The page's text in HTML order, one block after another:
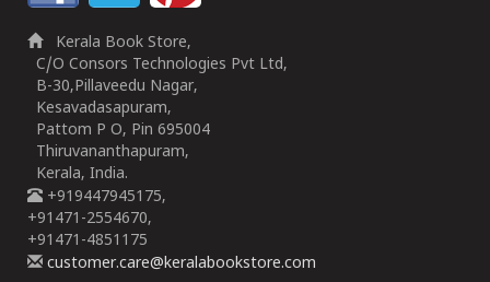
Kerala Book Store,
C/O Consors Technologies Pvt Ltd,
B-30,Pillaveedu Nagar,
Kesavadasapuram,
Pattom P O, Pin 695004
Thiruvananthapuram,
Kerala, India.
+919447945175,
+91471-2554670,
+91471-4851175
customer.care@keralabookstore.com